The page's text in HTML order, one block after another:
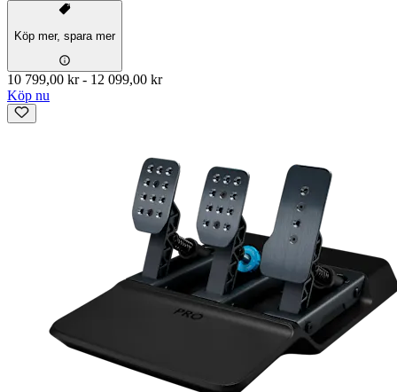
Köp mer, spara mer
10 799,00 kr- 12 099,00 kr
Köp nu